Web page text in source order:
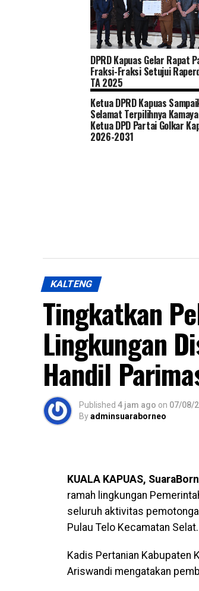
DPRD Kapuas Gelar Rapat
Fraksi-Fraksi Setujui
TA 2025
Ketua DPRD Kapuas
Selamat Terpilihnya
Ketua DPD Partai Golkar
2026-2031
KALTENG
Tingkatkan
Lingkungan
Handil
Published 4 jam ago on 07/08/
Byadminsuaraborneo
KUALA KAPUAS,
ramah lingkungan
seluruh aktivitas
Pulau Telo Kecamatan Selat.
Kadis Pertanian Kabupaten
Ariswandi mengatakan